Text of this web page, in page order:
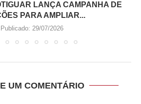
LANÇA CAMPANHA DE
PARA AMPLIAR...
Publicado: 29/07/2026
UM COMENTÁRIO